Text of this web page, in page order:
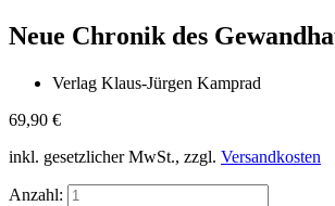
Neue Chronik des
Verlag Klaus-Jürgen Kamprad
69,90 €
inkl. gesetzlicher MwSt., zzgl. Versandkosten
Anzahl: